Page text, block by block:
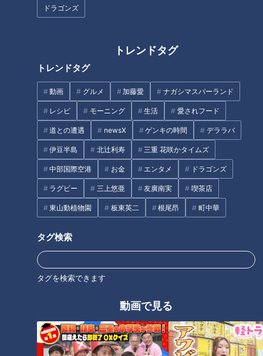
ドラゴンズ
トレンドタグ
トレンドタグ
動画 グルメ 加藤愛 ナガシマスパーランド
レシピ モーニング 生活 愛されフード
道との遭遇 newsX ゲンキの時間 デララバ
伊豆半島 北辻利寿 三重 花咲かタイムズ
中部国際空港 お金 エンタメ ドラゴンズ
ラグビー 三上悠亜 友廣南実 喫茶店
東山動植物園 板東英二 根尾昂 町中華
タグ検索
タグを検索できます
動画で見る
名古屋の絶品チャーハン総選
挙！ 「パンチの効いたニンニク
がやみつき」 1位に輝いたのは
盛り放題のモーニングが「400
円」！？人気すぎて客殺到 名古
屋＆岐阜の「激安モーニング」
とは？
おでかけ 三重 尼神インター
花咲かタイムズ 週末ジャーニー 推しタビ